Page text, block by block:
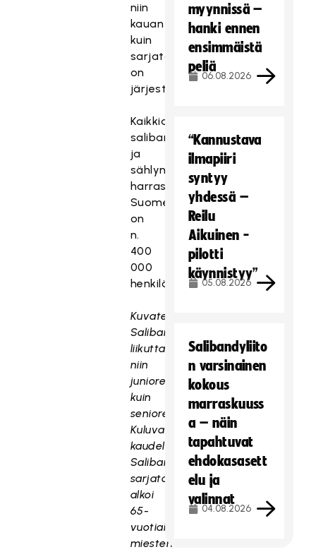
niin
kauan
kuin
sarjatoimintaa
on
järjestetty.
Kaikkiaan
salibandyn
ja
sählyn
harrastajia
Suomessa
on
n.
400
000
henkilöä.
Kuvateksti:
Salibandy
liikuttaa
niin
junioreita
kuin
senioreita.
Kuluvalla
kaudella
Salibandyliiton
sarjatoiminnassa
alkoi
65-
vuotiaiden
miesten
myynnissä –
hanki ennen
ensimmäistä
peliä
06.08.2026
“Kannustava
ilmapiiri
syntyy
yhdessä –
Reilu
Aikuinen -
pilotti
käynnistyy”
05.08.2026
Salibandyliito
n varsinainen
kokous
marraskuuss
a – näin
tapahtuvat
ehdokasasett
elu ja
valinnat
04.08.2026